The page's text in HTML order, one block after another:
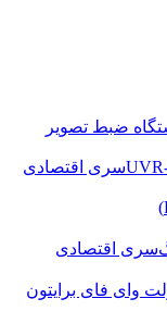
ضبط تصویر
سری اقتصادی
سری اقتصادی